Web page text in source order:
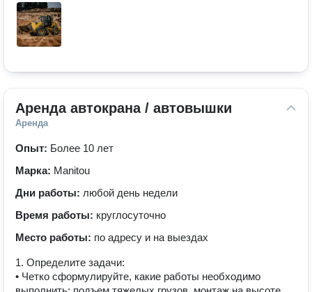
Аренда автокрана / автовышки
Аренда
Опыт: Более 10 лет
Марка: Manitou
Дни работы: любой день недели
Время работы: круглосуточно
Место работы: по адресу и на выездах
1. Определите задачи:
• Четко сформулируйте, какие работы необходимо